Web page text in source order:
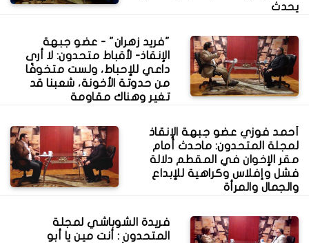
يحدث
"فريد زهران" - عضو جبهة
الإنقاذ- لأقباط متحدون: لا أرى
داعي للإحباط، ولست متخوفًا
من حدوتة الأخونة، شعبنا قد
تغير وهناك مقاومة
أحمد فوزي عضو جبهة الإنقاذ
لمجلة المتحدون: ماحدث أمام
مقر الإخوان في المقطم دلالة
فشل وإفلاس وكراهية للإبداع
والجمال والمرأة
فريدة الشوباشي لمجلة
المتحدون : أنت مين يا أبو